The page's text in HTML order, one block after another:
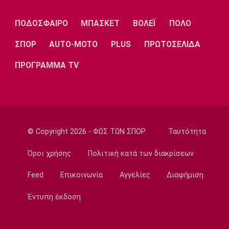
Στον Παναιτωλικό ο Μάρβελους Νακάμπα
13:40
Το Ελεγκτικό Συνέδριο ακύρωσε τον
13:27
Ίντερ: «Δένει» για πάντα τον Ντιμάρκο
13:20
Στη Μπανταλόνα για ένα χρόνο ο Μπούγκι
ΠΟΔΟΣΦΑΙΡΟ ΜΠΑΣΚΕΤ ΒΟΛΕΪ ΠΟΛΟ
ΣΠΟΡ AUTO-MOTO PLUS ΠΡΩΤΟΣΕΛΙΔΑ
ΠΡΟΓΡΑΜΜΑ TV
© Copyright 2026 - ΦΩΣ ΤΩΝ ΣΠΟΡ Ταυτότητα
Όροι χρήσης Πολιτική κατά των διακρίσεων
Feed Επικοινωνία Αγγελίες Διαφήμιση
Έντυπη έκδοση